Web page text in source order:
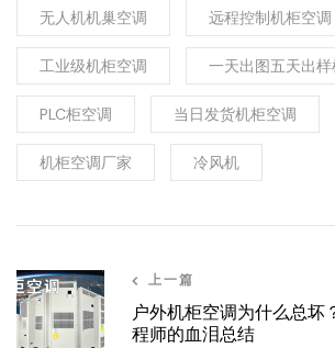
无人机机巢空调 远程控制机柜空调
工业级机柜空调 一天出图五天出样
PLC柜空调 当日发货机柜空调
机柜空调厂家 冷风机
上一篇
户外机柜空调为什么总坏
程师的血泪总结